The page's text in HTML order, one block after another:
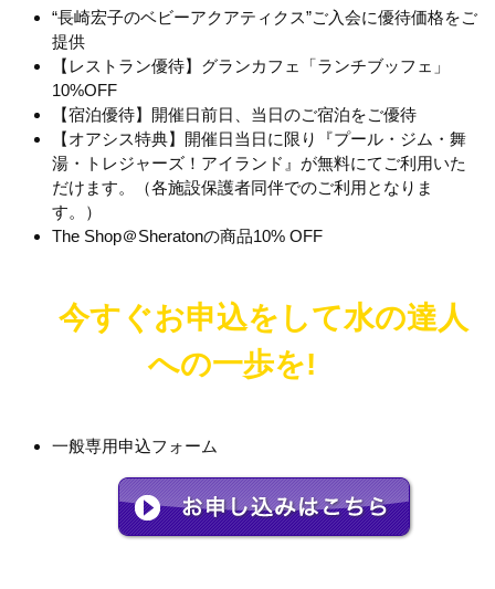
“長崎宏子のベビーアクアティクス”ご入会に優待価格をご
提供
【レストラン優待】グランカフェ「ランチブッフェ」
10%OFF
【宿泊優待】開催日前日、当日のご宿泊をご優待
【オアシス特典】開催日当日に限り『プール・ジム・舞
湯・トレジャーズ！アイランド』が無料にてご利用いた
だけます。（各施設保護者同伴でのご利用となりま
す。）
The Shop＠Sheratonの商品10% OFF
今すぐお申込をして水の達人
への一歩を!
一般専用申込フォーム